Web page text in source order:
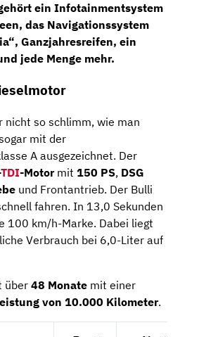
ein Infotainmentsystem
, das Navigationssystem
, Ganzjahresreifen, ein
jede Menge mehr.
nicht so schlimm, wie man
mit der
A ausgezeichnet. Der
TDI-Motormit 150 PS, DSG
und Frontantrieb. Der Bulli
fahren. In 13,0 Sekunden
100 km/h-Marke. Dabei liegt
Verbrauch bei 6,0-Liter auf
über 48 Monate mit einer
von 10.000 Kilometer.